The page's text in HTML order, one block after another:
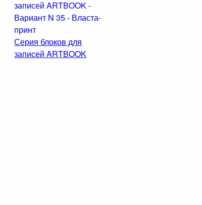
Серия блоков для
записей ARTBOOK